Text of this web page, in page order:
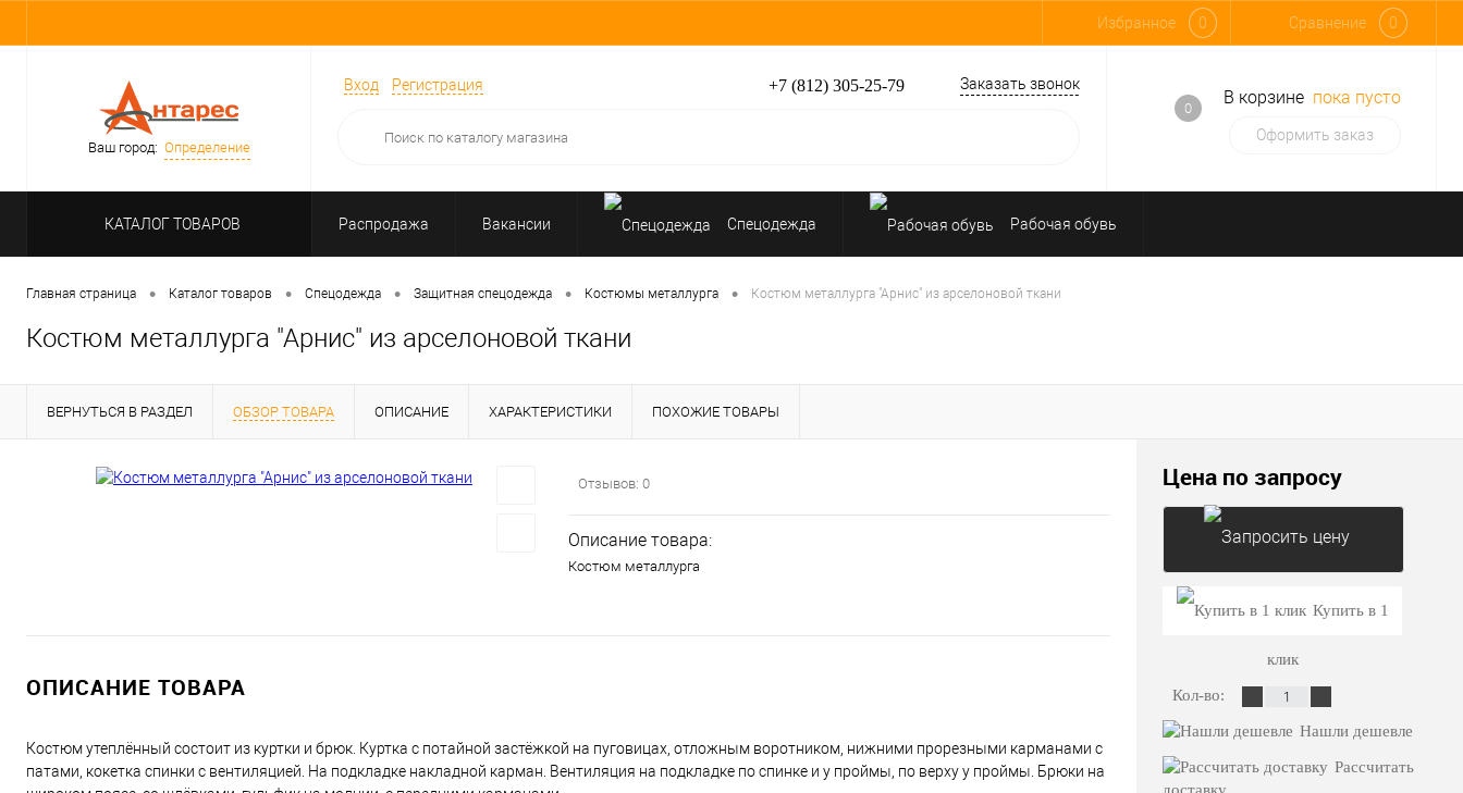
Избранное 0 Сравнение 0
Ваш город: Определение
Вход Регистрация +7 (812) 305-25-79 Заказать звонок
0
В корзине пока пусто
Оформить заказ
КАТАЛОГ ТОВАРОВ Распродажа Вакансии Спецодежда Рабочая обувь
Перчатки, рукавицы Средства индивидуальной защиты
Главная страница • Каталог товаров • Спецодежда • Защитная спецодежда • Костюмы металлурга • Костюм металлурга "Арнис" из арселоновой ткани
Костюм металлурга "Арнис" из арселоновой ткани
ВЕРНУТЬСЯ В РАЗДЕЛ ОБЗОР ТОВАРА ОПИСАНИЕ ХАРАКТЕРИСТИКИ ПОХОЖИЕ ТОВАРЫ
Отзывов: 0
Описание товара:
Костюм металлурга
ОПИСАНИЕ ТОВАРА
Костюм утеплённый состоит из куртки и брюк. Куртка с потайной застёжкой на пуговицах, отложным воротником, нижними прорезными карманами с
патами, кокетка спинки с вентиляцией. На подкладке накладной карман. Вентиляция на подкладке по спинке и у проймы, по верху у проймы. Брюки на
Цена по запросу
Запросить ценуКупить в 1
клик
Кол-во:
Нашли дешевле
Рассчитать